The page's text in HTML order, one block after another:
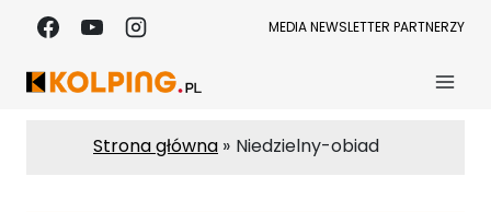
Przejdź
treści
MEDIANEWSLETTER PARTNERZY
Strona główna Niedzielny-obiad